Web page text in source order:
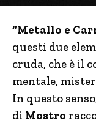
“Metallo e
questi due
cruda, che è il
mentale,
In questo
di Mostro